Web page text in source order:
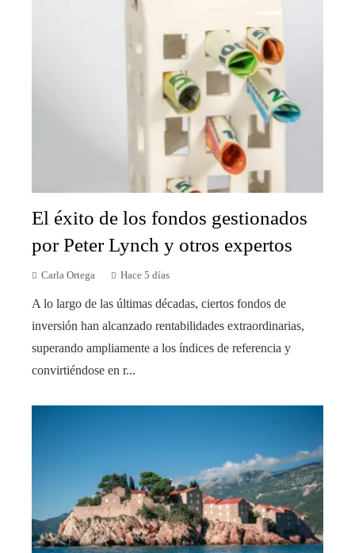
El éxito de los fondos gestionados
por Peter Lynch y otros expertos
Carla Ortega Hace 5 días
A lo largo de las últimas décadas, ciertos fondos de
inversión han alcanzado rentabilidades extraordinarias,
superando ampliamente a los índices de referencia y
convirtiéndose en r...